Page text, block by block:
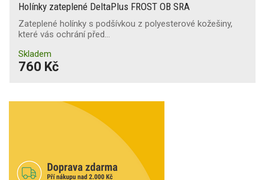
Holínky zateplené DeltaPlus FROST OB SRA
Zateplené holínky s podšívkou z polyesterové kožešiny,
které vás ochrání před…
Skladem
760 Kč